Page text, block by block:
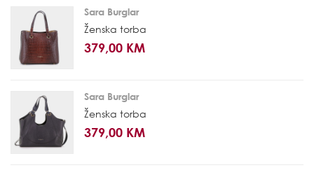
Sara Burglar
Ženska torba
379,00 KM
Sara Burglar
Ženska torba
379,00 KM